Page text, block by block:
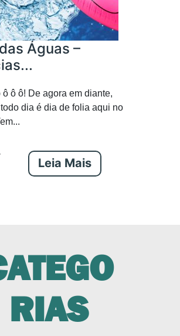
Águas –
ô ô! De agora em diante,
dia é dia de folia aqui no
Leia Mais
RIAS